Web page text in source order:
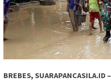
BREBES, SUARAPANCASILA.ID –